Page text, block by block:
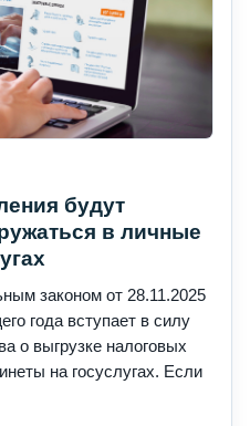
будут
в личные
законом от 28.11.2025
года вступает в силу
о выгрузке налоговых
на госуслугах. Если